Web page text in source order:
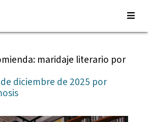
maridaje literario por
diciembre de 2025 por